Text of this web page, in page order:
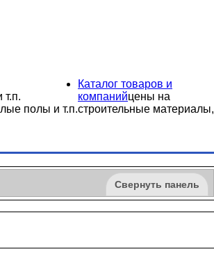
т.п.
полы и т.п.
Каталог товаров и
компанийцены на
строительные материалы,
Свернуть панель